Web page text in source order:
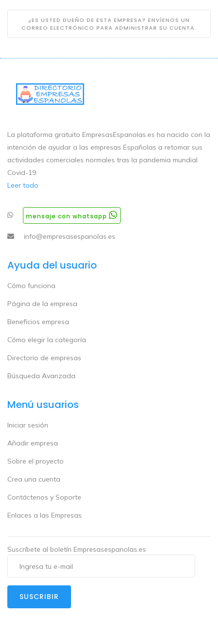
¿ES USTED DUEÑO DE ESTA EMPRESA? ENVÍENOS UN
CORREO ELECTRÓNICO PARA ADMINISTRAR SU CUENTA.
La plataforma gratuito EmpresasEspanolas.es ha nacido con la
intención de ayudar a las empresas Españolas a retomar sus
actividades comerciales normales tras la pandemia mundial
Covid-19.
Leer todo
mensaje con whatsapp
info@empresasespanolas.es
Ayuda del usuario
Cómo funciona
Página de la empresa
Beneficios empresa
Cómo elegir la categoría
Directorio de empresas
Búsqueda Avanzada
Menú usuarios
Iniciar sesión
Añadir empresa
Sobre el proyecto
Crea una cuenta
Contáctenos y Soporte
Enlaces a las Empresas
Suscríbete al boletín Empresasespanolas.es
SUSCRIBIR